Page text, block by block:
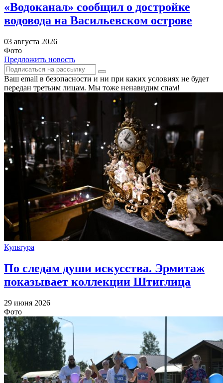
«Водоканал» сообщил о достройке
водовода на Васильевском острове
03 августа 2026
Фото
Предложить новость
Ваш email в безопасности и ни при каких условиях не будет
передан третьим лицам. Мы тоже ненавидим спам!
Культура
По следам души искусства. Эрмитаж
показывает коллекции Штиглица
29 июня 2026
Фото